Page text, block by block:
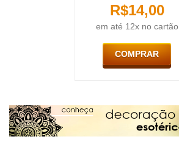
R$14,00
em até 12x no cartão
COMPRAR